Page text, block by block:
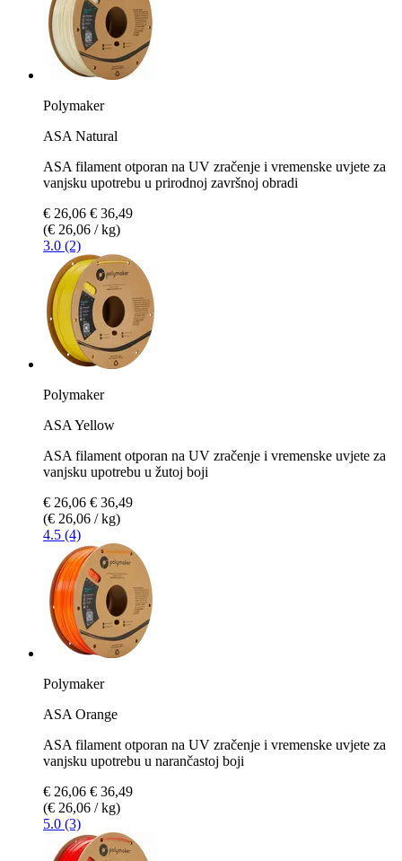
Polymaker
ASA Natural
ASA filament otporan na UV zračenje i vremenske uvjete za
vanjsku upotrebu u prirodnoj završnoj obradi
€ 26,06 € 36,49
(€ 26,06 / kg)
3.0 (2)
Polymaker
ASA Yellow
ASA filament otporan na UV zračenje i vremenske uvjete za
vanjsku upotrebu u žutoj boji
€ 26,06 € 36,49
(€ 26,06 / kg)
4.5 (4)
Polymaker
ASA Orange
ASA filament otporan na UV zračenje i vremenske uvjete za
vanjsku upotrebu u narančastoj boji
€ 26,06 € 36,49
(€ 26,06 / kg)
5.0 (3)